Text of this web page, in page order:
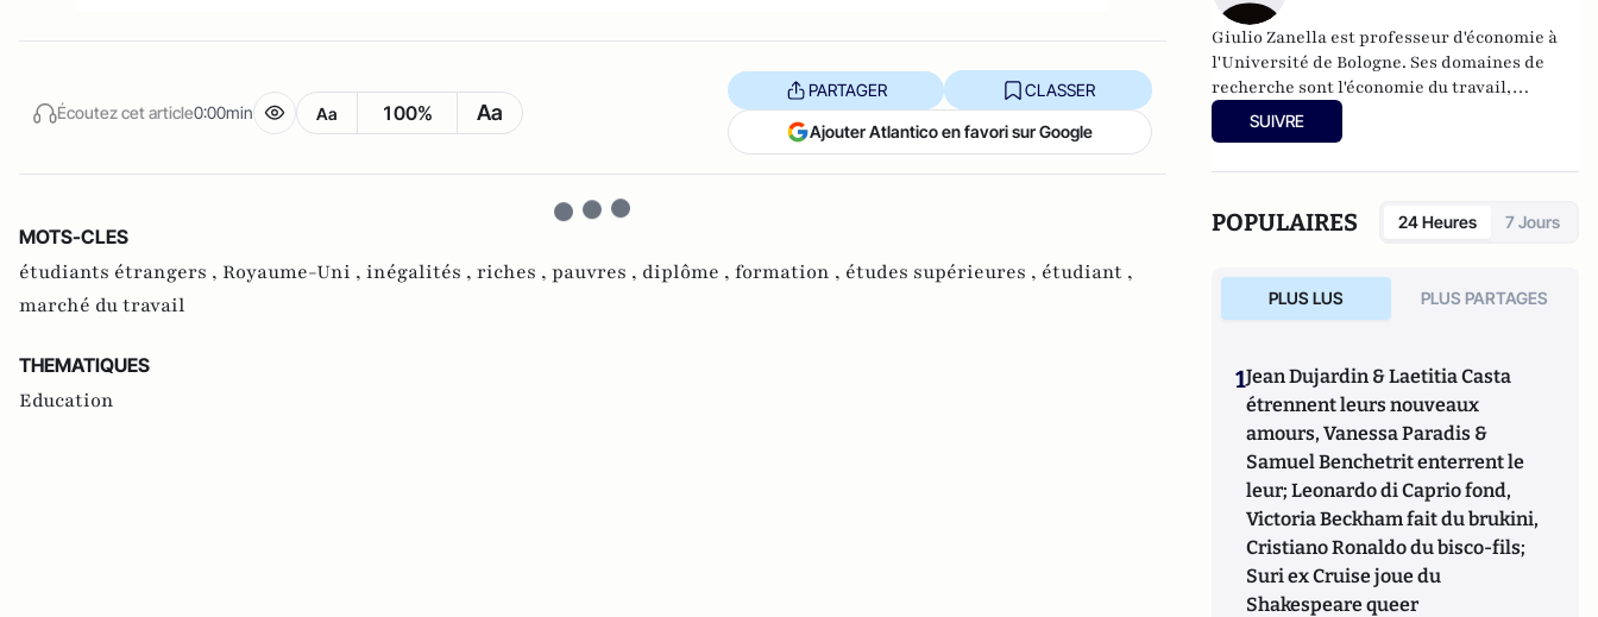
Écoutez cet article0:00min Aa 100% Aa
PARTAGER CLASSER
Ajouter Atlantico en favori sur Google
MOTS-CLES
étudiants étrangers , Royaume-Uni , inégalités , riches , pauvres , diplôme , formation , études supérieures , étudiant ,
marché du travail
THEMATIQUES
Education
Giulio Zanella est professeur d'économie à
l'Université de Bologne. Ses domaines de
recherche sont l'économie du travail,
l'économie sociale et l'économétrie
appliquée.
SUIVRE
POPULAIRES 24 Heures 7 Jours
PLUS LUS PLUS PARTAGES
1Jean Dujardin & Laetitia Casta
étrennent leurs nouveaux
amours, Vanessa Paradis &
Samuel Benchetrit enterrent le
leur; Leonardo di Caprio fond,
Victoria Beckham fait du brukini,
Cristiano Ronaldo du bisco-fils;
Suri ex Cruise joue du
Shakespeare queer